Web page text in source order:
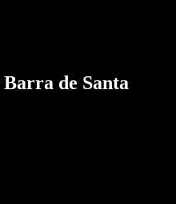
Barra de Santa